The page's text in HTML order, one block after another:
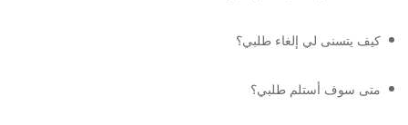
كيف يتسنى لي إلغاء طلبي؟
متى سوف أستلم طلبي؟